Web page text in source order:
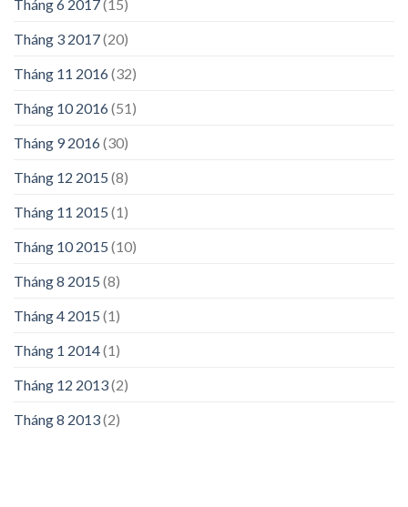
Tháng 6 2017(15)
Tháng 3 2017(20)
Tháng 11 2016(32)
Tháng 10 2016(51)
Tháng 9 2016(30)
Tháng 12 2015 (8)
Tháng 11 2015 (1)
Tháng 10 2015 (10)
Tháng 8 2015 (8)
Tháng 4 2015 (1)
Tháng 1 2014(1)
Tháng 12 2013(2)
Tháng 8 2013(2)